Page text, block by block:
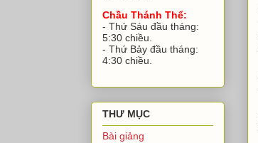
Chầu Thánh Thể:
- Thứ Sáu đầu tháng:
5:30 chiều.
- Thứ Bảy đầu tháng:
4:30 chiều.
THƯ MỤC
Bài giảng